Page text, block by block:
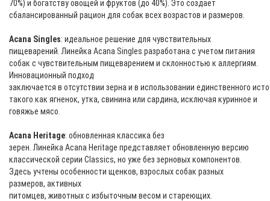
70%) и богатству овощей и фруктов (до 40%). Это создает
сбалансированный рацион для собак всех возрастов и размеров.
Acana Singles: идеальное решение для чувствительных
пищеварений. Линейка Acana Singles разработана с учетом питания
собак с чувствительным пищеварением и склонностью к аллергиям.
Инновационный подход
заключается в отсутствии зерна и в использовании единственного
такого как ягненок, утка, свинина или сардина, исключая куринное и
говяжье мясо.
Acana Heritage: обновленная классика без
зерен. Линейка Acana Heritage представляет обновленную версию
классической серии Classics, но уже без зерновых компонентов.
Здесь учтены особенности щенков, взрослых собак разных
размеров, активных
питомцев, животных с избыточным весом и стареющих.